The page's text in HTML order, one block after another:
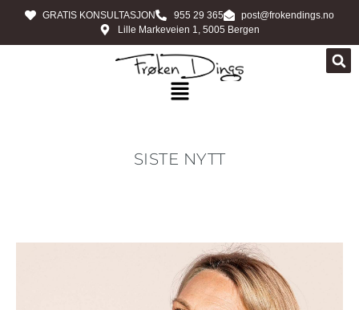
GRATIS KONSULTASJON 955 29 365
post@frokendings.no
Lille Markeveien 1, 5005 Bergen
SISTE NYTT